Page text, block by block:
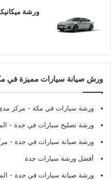
ورشة
ورش صيانة سيارات مميزة في
ورشة سيارات في مكة - مركز
ورشة تصليح سيارات في جدة -
ورشة صيانة سيارات في جدة -
أفضل ورشة سيارات جدة
ورشة صيانة سيارات في جدة -